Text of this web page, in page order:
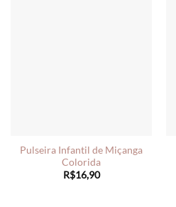
Pulseira Infantil de Miçanga
Colorida
R$16,90